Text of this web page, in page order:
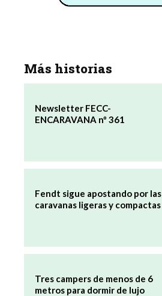
Más historias
Newsletter FECC-
ENCARAVANA nº 361
Fendt sigue apostando por las
caravanas ligeras y compactas
Tres campers de menos de 6
metros para dormir de lujo